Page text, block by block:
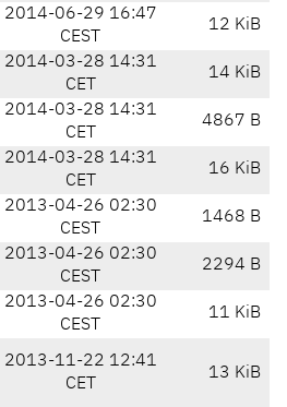
2014-06-29 16:47
CEST
12 KiB
2014-03-28 14:31
CET
14 KiB
2014-03-28 14:31
CET
4867 B
2014-03-28 14:31
CET
16 KiB
2013-04-26 02:30
CEST
1468 B
2013-04-26 02:30
CEST
2294 B
2013-04-26 02:30
CEST
11 KiB
2013-11-22 12:41
CET
13 KiB